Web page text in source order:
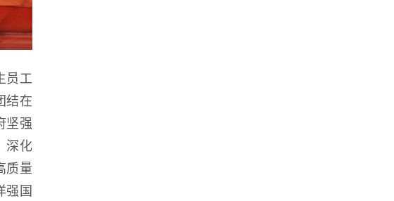
员工
结在
坚强
深化
质量
强国